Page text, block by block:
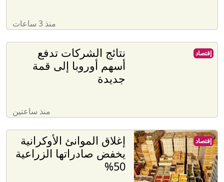
منذ 3 ساعات
نتائج الشركات تدفع
أسهم أوروبا إلى قمة
جديدة
منذ ساعتين
إقتصاد
إغلاق الموانئ الأوكرانية
يخفض صادراتها الزراعية
50%
إقتصاد